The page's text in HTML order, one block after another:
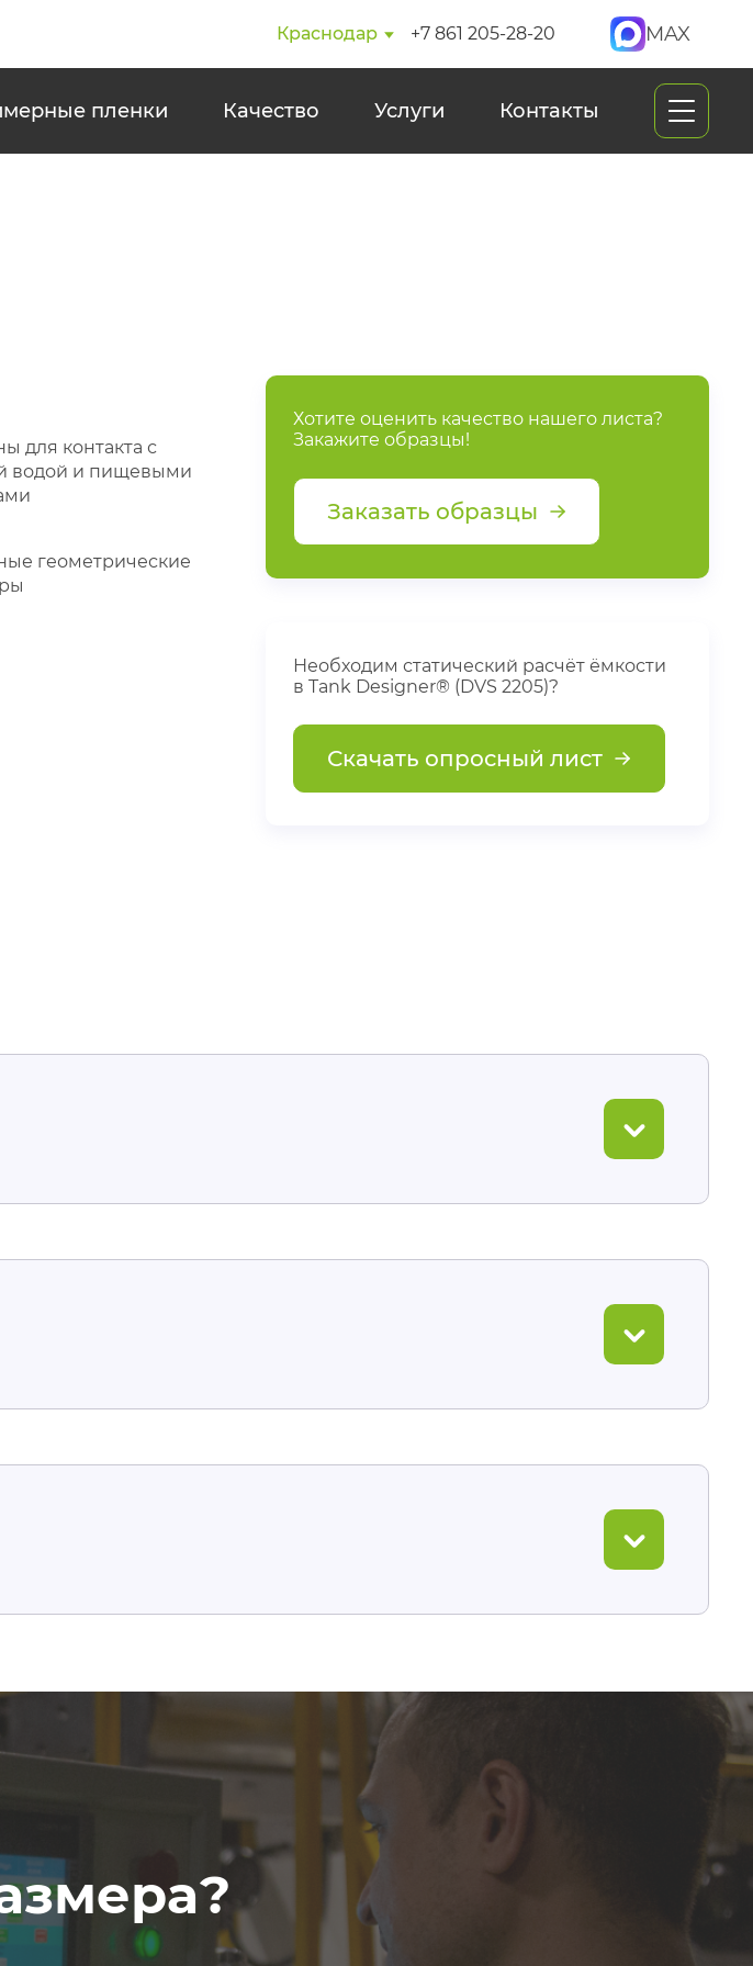
Краснодар +7 861 205-28-20 MAX
пленки Качество Услуги Контакты
для контакта с
водой и пищевыми
геометрические
Хотите оценить качество нашего листа?
Закажите образцы!
Заказать образцы
Необходим статический расчёт ёмкости
в Tank Designer® (DVS 2205)?
Скачать опросный лист